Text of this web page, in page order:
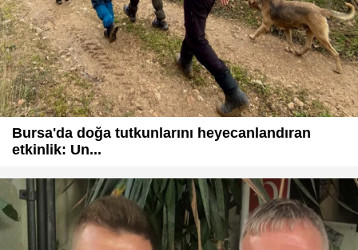
Bursa'da doğa tutkunlarını heyecanlandıran
etkinlik: Un...